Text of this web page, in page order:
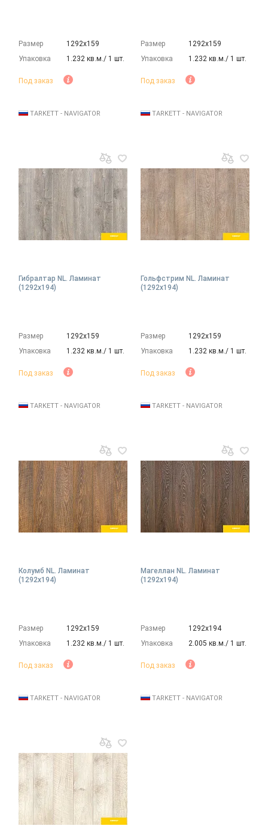
Размер
1292х159
Упаковка
1.232 кв.м./ 1 шт.
Под заказ
TARKETT - NAVIGATOR
Размер
1292х159
Упаковка
1.232 кв.м./ 1 шт.
Под заказ
TARKETT - NAVIGATOR
Гибралтар NL. Ламинат
(1292х194)
Размер
1292х159
Упаковка
1.232 кв.м./ 1 шт.
Под заказ
TARKETT - NAVIGATOR
Гольфстрим NL. Ламинат
(1292х194)
Размер
1292х159
Упаковка
1.232 кв.м./ 1 шт.
Под заказ
TARKETT - NAVIGATOR
Колумб NL. Ламинат
(1292х194)
Размер
1292х159
Упаковка
1.232 кв.м./ 1 шт.
Под заказ
TARKETT - NAVIGATOR
Магеллан NL. Ламинат
(1292х194)
Размер
1292х194
Упаковка
2.005 кв.м./ 1 шт.
Под заказ
TARKETT - NAVIGATOR